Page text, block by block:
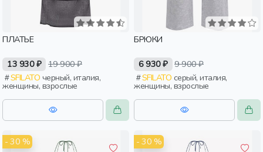
ПЛАТЬЕ
13 930 ₽ 19 900 ₽
SFILATO
женщины, взрослые
БРЮКИ
6 930 ₽ 9 900 ₽
SFILATO
женщины, взрослые
- 30 % - 30 %